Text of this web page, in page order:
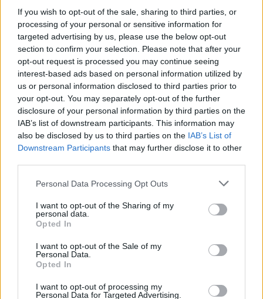
If you wish to opt-out of the sale, sharing to third parties, or
processing of your personal or sensitive information for
targeted advertising by us, please use the below opt-out
section to confirm your selection. Please note that after your
opt-out request is processed you may continue seeing
interest-based ads based on personal information utilized by
us or personal information disclosed to third parties prior to
your opt-out. You may separately opt-out of the further
disclosure of your personal information by third parties on the
IAB’s list of downstream participants. This information may
also be disclosed by us to third parties on the IAB’s List of
Downstream Participants that may further disclose it to other
Personal Data Processing Opt Outs
I want to opt-out of the Sharing of my
personal data.
Opted In
I want to opt-out of the Sale of my
Personal Data.
Opted In
I want to opt-out of processing my
Personal Data for Targeted Advertising.
dhe flakët u përhapën drejt
malit
Esim for USA|Esim for Italy| Esim for Spain|Esim